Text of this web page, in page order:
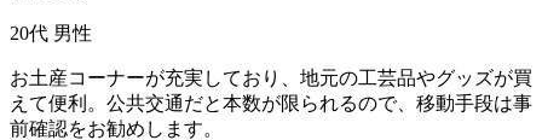
20代 男性
お土産コーナーが充実しており、地元の工芸品やグッズが買
えて便利。公共交通だと本数が限られるので、移動手段は事
前確認をお勧めします。